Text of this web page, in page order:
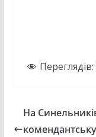
Переглядів:
На